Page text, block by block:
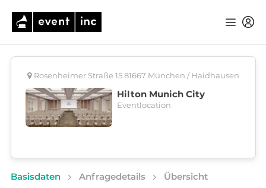
Rosenheimer Straße 15 81667 München / Haidhausen
Hilton Munich City
Eventlocation
Basisdaten Anfragedetails Übersicht